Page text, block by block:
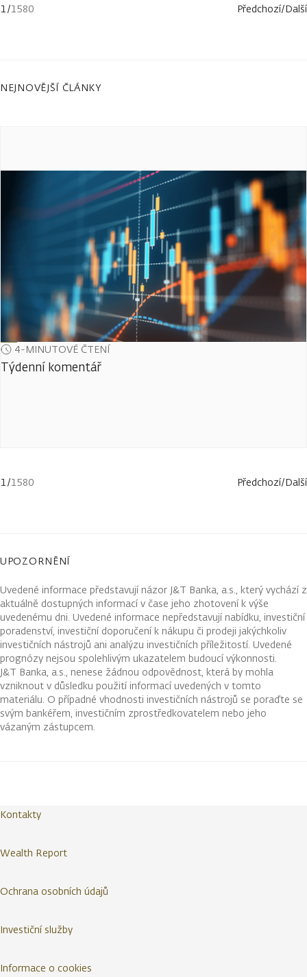
1 /1580 Předchozí/Další
NEJNOVĚJŠÍ ČLÁNKY
4-MINUTOVÉ ČTENÍ
Týdenní komentář
1 /1580 Předchozí/Další
UPOZORNĚNÍ
Uvedené informace představují názor J&T Banka, a.s., který vychází z
aktuálně dostupných informací v čase jeho zhotovení k výše
uvedenému dni. Uvedené informace nepředstavují nabídku, investiční
poradenství, investiční doporučení k nákupu či prodeji jakýchkoliv
investičních nástrojů ani analýzu investičních příležitostí. Uvedené
prognózy nejsou spolehlivým ukazatelem budoucí výkonnosti.
J&T Banka, a.s., nenese žádnou odpovědnost, která by mohla
vzniknout v důsledku použití informací uvedených v tomto
materiálu. O případné vhodnosti investičních nástrojů se poraďte se
svým bankéřem, investičním zprostředkovatelem nebo jeho
vázaným zástupcem.
Kontakty
Wealth Report
Ochrana osobních údajů
Investiční služby
Informace o cookies